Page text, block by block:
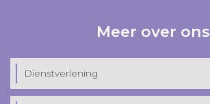
Meer over ons
Dienstverlening